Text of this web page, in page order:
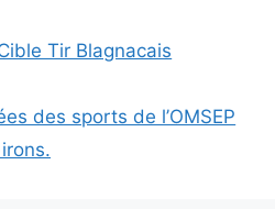
Tir Blagnacais
des sports de l’OMSEP